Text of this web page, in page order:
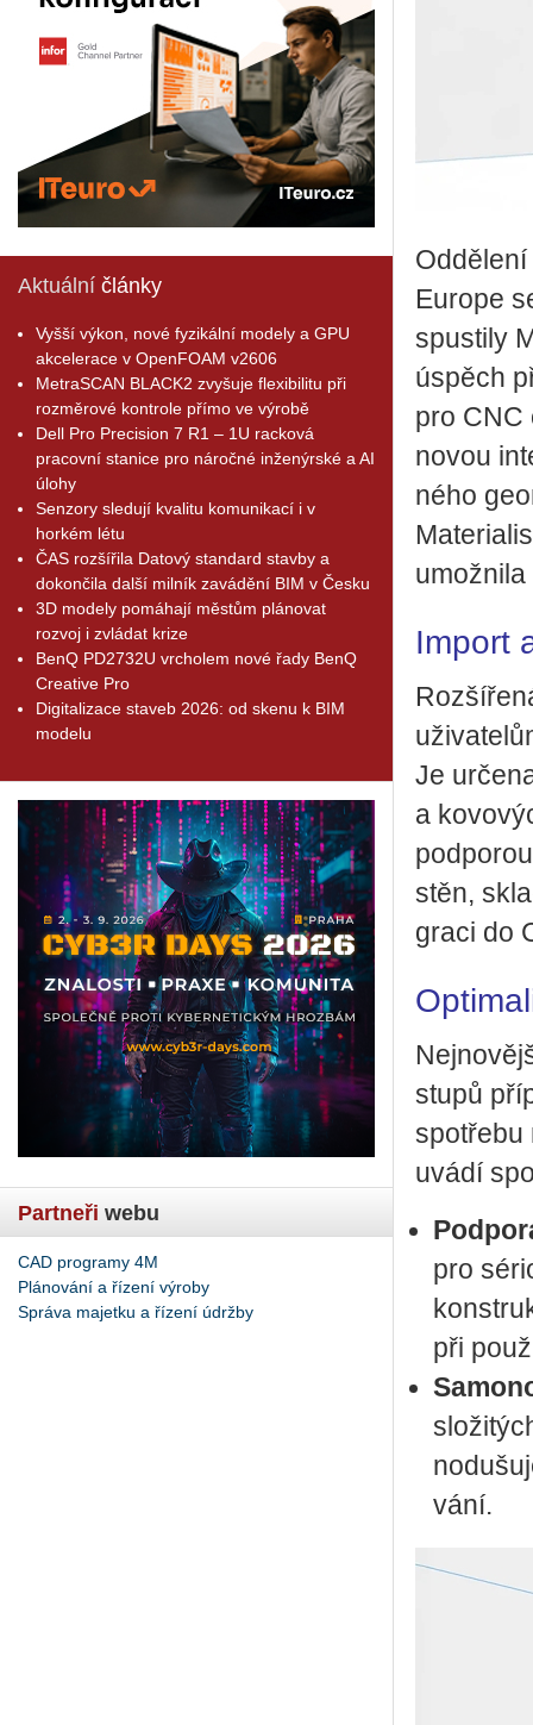
Aktuální články
Vyšší výkon, nové fyzikální modely a GPU
akcelerace v OpenFOAM v2606
MetraSCAN BLACK2 zvyšuje flexibilitu při
rozměrové kontrole přímo ve výrobě
Dell Pro Precision 7 R1 – 1U racková
pracovní stanice pro náročné inženýrské a AI
úlohy
Senzory sledují kvalitu komunikací i v
horkém létu
ČAS rozšířila Datový standard stavby a
dokončila další milník zavádění BIM v Česku
3D modely pomáhají městům plánovat
rozvoj i zvládat krize
BenQ PD2732U vrcholem nové řady BenQ
Creative Pro
Digitalizace staveb 2026: od skenu k BIM
modelu
Partneři webu
CAD programy 4M
Plánování a řízení výroby
Správa majetku a řízení údržby
Od­dě­le­ní
Eu­ro­pe
spus­ti­ly
úspěch
pro CNC
novou
né­ho
Import
Je
a
stěn,
gra­ci do
stu­pů
spo­tře­bu
uvádí
pro
při
vá­ní.